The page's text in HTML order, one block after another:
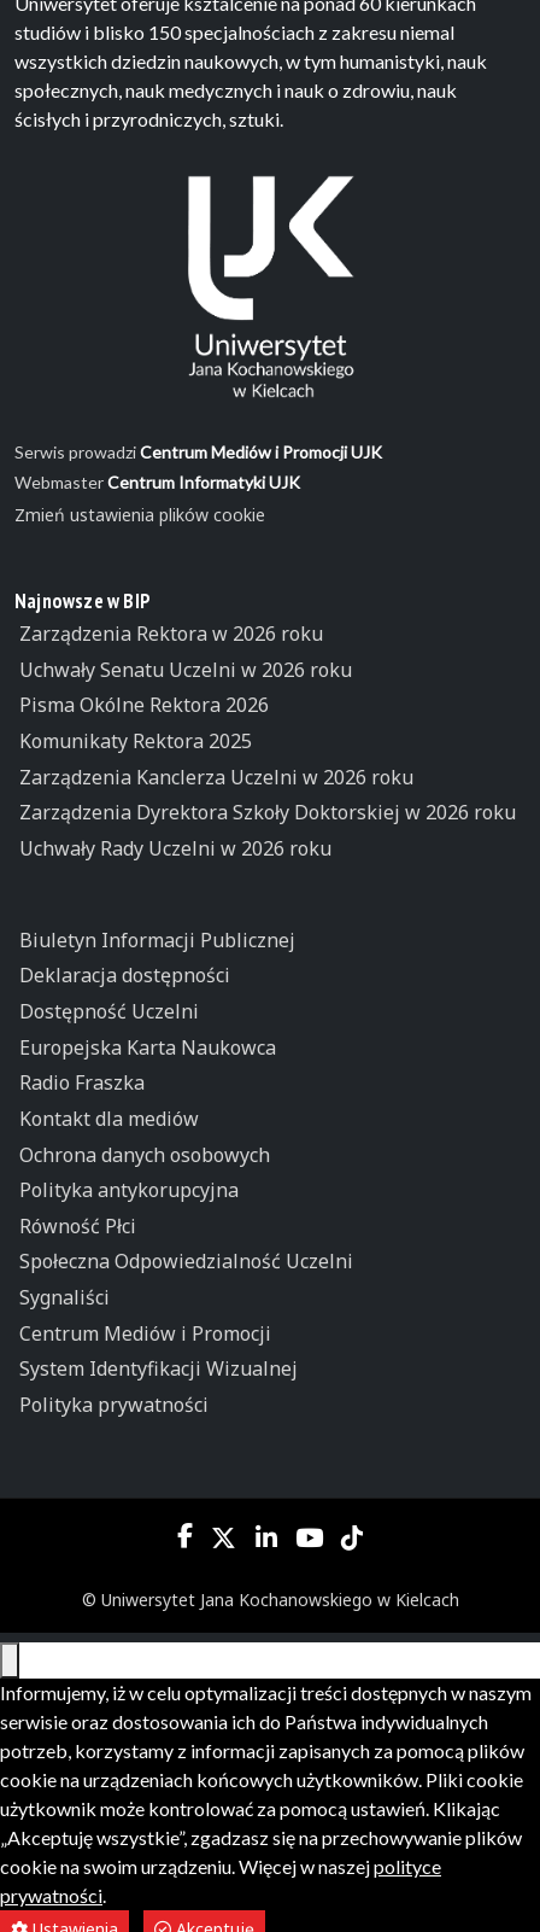
studiów i blisko 150 specjalnościach z zakresu niemal
wszystkich dziedzin naukowych, w tym humanistyki, nauk
społecznych, nauk medycznych i nauk o zdrowiu, nauk
ścisłych i przyrodniczych, sztuki.
Serwis prowadziCentrum Mediów i Promocji UJK
WebmasterCentrum Informatyki UJK
Zmień ustawienia plików cookie
Najnowsze w BIP
Zarządzenia Rektora w 2026 roku
Uchwały Senatu Uczelni w 2026 roku
Pisma Okólne Rektora 2026
Komunikaty Rektora 2025
Zarządzenia Kanclerza Uczelni w 2026 roku
Zarządzenia Dyrektora Szkoły Doktorskiej w 2026 roku
Uchwały Rady Uczelni w 2026 roku
Biuletyn Informacji Publicznej
Deklaracja dostępności
Dostępność Uczelni
Europejska Karta Naukowca
Radio Fraszka
Kontakt dla mediów
Ochrona danych osobowych
Polityka antykorupcyjna
Równość Płci
Społeczna Odpowiedzialność Uczelni
Sygnaliści
Centrum Mediów i Promocji
System Identyfikacji Wizualnej
Polityka prywatności
© Uniwersytet Jana Kochanowskiego w Kielcach
Informujemy, iż w celu optymalizacji treści dostępnych w naszym
serwisie oraz dostosowania ich do Państwa indywidualnych
potrzeb, korzystamy z informacji zapisanych za pomocą plików
cookie na urządzeniach końcowych użytkowników. Pliki cookie
użytkownik może kontrolować za pomocą ustawień. Klikając
„Akceptuję wszystkie”, zgadzasz się na przechowywanie plików
cookie na swoim urządzeniu. Więcej w naszejpolityce
prywatności.